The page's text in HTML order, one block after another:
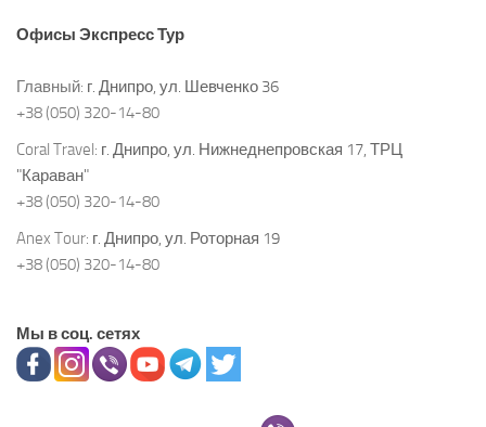
Офисы Экспресс Тур
Главный: г. Днипро, ул. Шевченко 36
+38 (050) 320-14-80
Coral Travel: г. Днипро, ул. Нижнеднепровская 17, ТРЦ
"Караван"
+38 (050) 320-14-80
Anex Tour: г. Днипро, ул. Роторная 19
+38 (050) 320-14-80
Мы в соц. сетях